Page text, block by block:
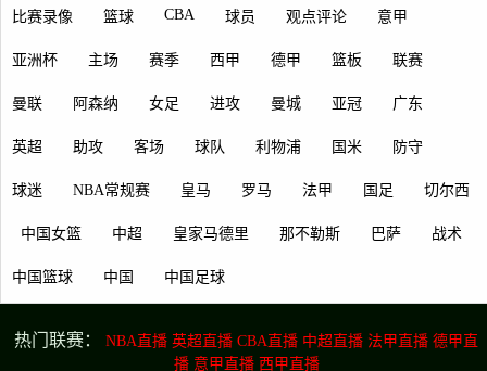
比赛录像 篮球 CBA 球员 观点评论 意甲
亚洲杯 主场 赛季 西甲 德甲 篮板 联赛
曼联 阿森纳 女足 进攻 曼城 亚冠 广东
英超 助攻 客场 球队 利物浦 国米 防守
球迷 NBA常规赛 皇马 罗马 法甲 国足 切尔西
中国女篮 中超 皇家马德里 那不勒斯 巴萨 战术
中国篮球 中国 中国足球
热门联赛： NBA直播 英超直播 CBA直播 中超直播 法甲直播 德甲直
播 意甲直播 西甲直播